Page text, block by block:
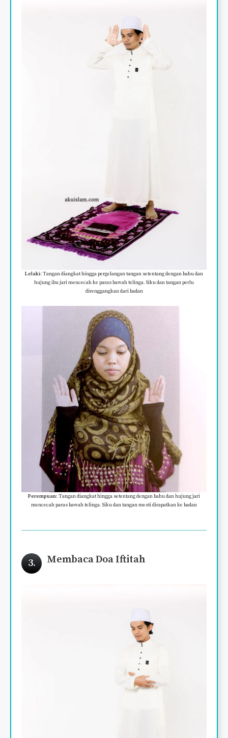
Lelaki: Tangan diangkat hingga pergelangan tangan setentang dengan bahu dan
hujung ibu jari mencecah ke paras bawah telinga. Siku dan tangan perlu
direnggangkan dari badan
Perempuan: Tangan diangkat hingga setentang dengan bahu dan hujung jari
mencecah paras bawah telinga. Siku dan tangan mesti dirapatkan ke badan
3. Membaca Doa Iftitah